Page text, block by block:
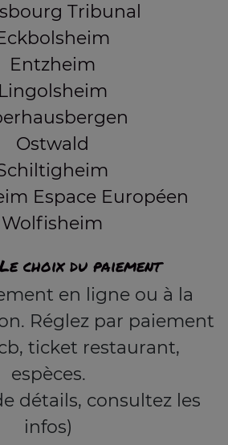
Tribunal
Entzheim
Lingolsheim
Ostwald
Espace Européen
Wolfisheim
Le choix du paiement
en ligne ou à la
Réglez par paiement
ticket restaurant,
espèces.
détails, consultez les
infos)